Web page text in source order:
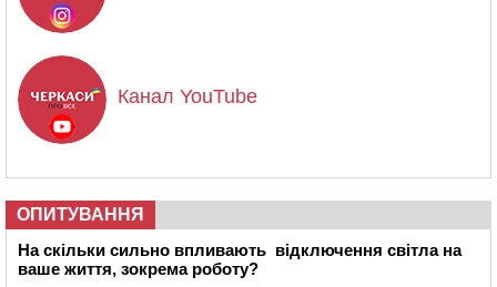
Канал YouTube
ОПИТУВАННЯ
На скільки сильно впливають відключення світла на
ваше життя, зокрема роботу?